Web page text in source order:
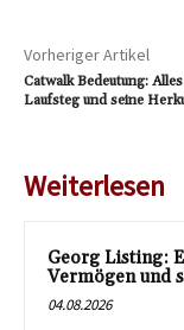
Vorheriger Artikel
Catwalk Bedeutung:
Laufsteg und seine
Weiterlesen
Georg Listing:
Vermögen und
04.08.2026